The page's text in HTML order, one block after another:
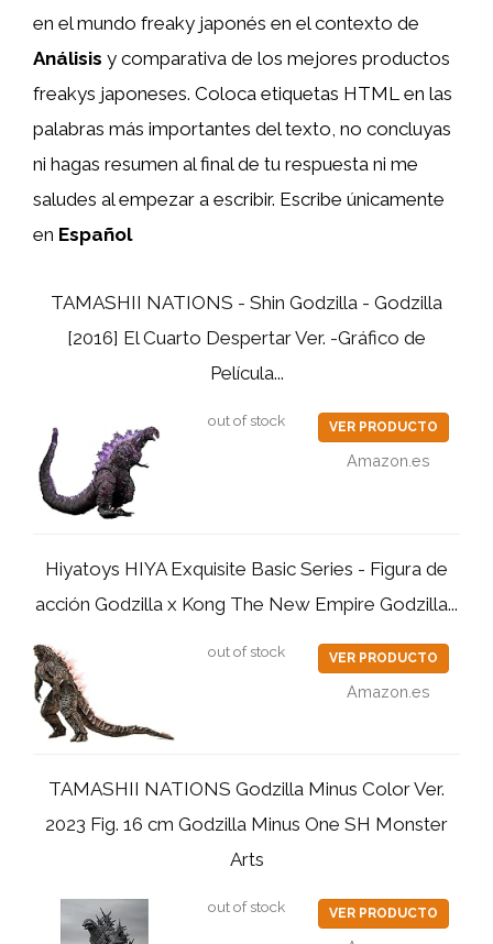
en el mundo freaky japonés en el contexto de
Análisis y comparativa de los mejores productos
freakys japoneses. Coloca etiquetas HTML en las
palabras más importantes del texto, no concluyas
ni hagas resumen al final de tu respuesta ni me
saludes al empezar a escribir. Escribe únicamente
en Español
TAMASHII NATIONS - Shin Godzilla - Godzilla
[2016] El Cuarto Despertar Ver. -Gráfico de
Película...
out of stock VER PRODUCTO
Amazon.es
Hiyatoys HIYA Exquisite Basic Series - Figura de
acción Godzilla x Kong The New Empire Godzilla...
out of stock VER PRODUCTO
Amazon.es
TAMASHII NATIONS Godzilla Minus Color Ver.
2023 Fig. 16 cm Godzilla Minus One SH Monster
Arts
out of stock VER PRODUCTO